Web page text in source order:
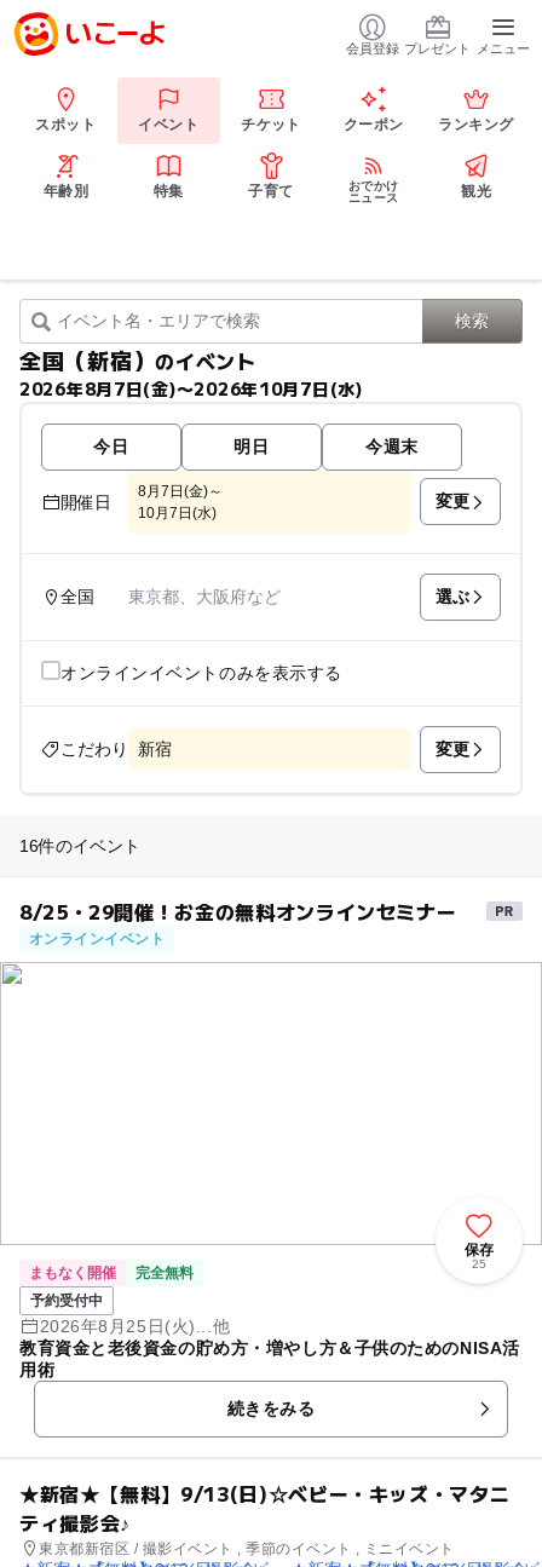
会員登録 プレゼント メニュー
スポット イベント チケット クーポン ランキング
年齢別 特集 子育て
おでかけ
ニュース
観光
全国（新宿）のイベント
2026年8月7日(金)〜2026年10月7日(水)
今日 明日 今週末
開催日
8月7日(金)～
10月7日(水)
変更
全国 東京都、大阪府など 選ぶ
オンラインイベントのみを表示する
こだわり 新宿 変更
16件のイベント
8/25・29開催！お金の無料オンラインセミナー
オンラインイベント
保存
25
まもなく開催
完全無料
予約受付中
2026年8月25日(火)...他
教育資金と老後資金の貯め方・増やし方＆子供のためのNISA活
用術
続きをみる
★新宿★【無料】9/13(日)☆ベビー・キッズ・マタニ
ティ撮影会♪
東京都新宿区 / 撮影イベント , 季節のイベント , ミニイベント